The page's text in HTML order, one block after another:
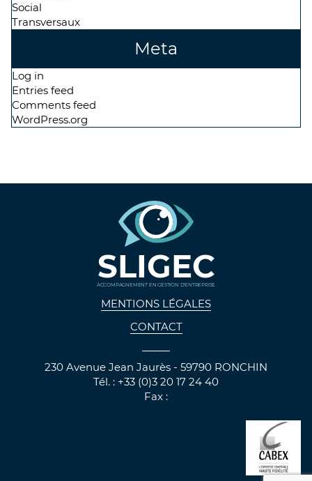
Social
Transversaux
Meta
Log in
Entries feed
Comments feed
WordPress.org
SLIGEC
ACCOMPAGNEMENT EN GESTION D'ENTREPRISE
MENTIONS LÉGALES
CONTACT
230 Avenue Jean Jaurès - 59790 RONCHIN
Tél. : +33 (0)3 20 17 24 40
Fax :